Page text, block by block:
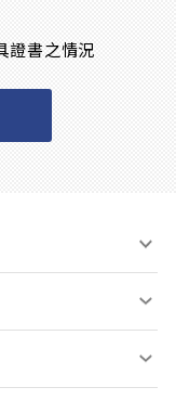
證書之情況